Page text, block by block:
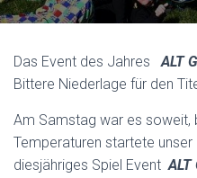
Das Event des JahresALT
Bittere Niederlage für den
Am Samstag war es soweit,
Temperaturen startete unser
diesjähriges Spiel EventALT